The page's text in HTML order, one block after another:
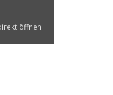
öffnen